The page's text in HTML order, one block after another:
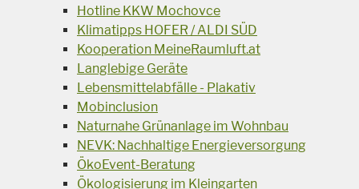
Hotline KKW Mochovce
Klimatipps HOFER / ALDI SÜD
Kooperation MeineRaumluft.at
Langlebige Geräte
Lebensmittelabfälle - Plakativ
Mobinclusion
Naturnahe Grünanlage im Wohnbau
NEVK: Nachhaltige Energieversorgung
ÖkoEvent-Beratung
Ökologisierung im Kleingarten